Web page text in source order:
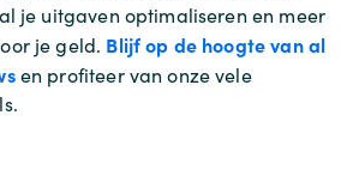
je uitgaven optimaliseren en meer
je geld. Blijf op de hoogte van al
en profiteer van onze vele